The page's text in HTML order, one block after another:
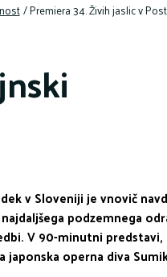
/Premiera 34. Živih jaslic v
v Sloveniji je vnovič
podzemnega
V 90-minutni
operna diva